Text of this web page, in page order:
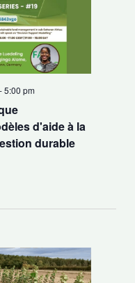
d'aide à la
durable
5:00 pm